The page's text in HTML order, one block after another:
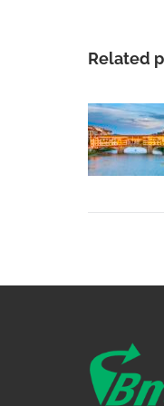
Related